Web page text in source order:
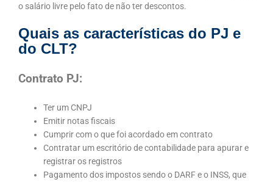
o salário livre pelo fato de não ter descontos.
Quais as características do PJ e
do CLT?
Contrato PJ:
Ter um CNPJ
Emitir notas fiscais
Cumprir com o que foi acordado em contrato
Contratar um escritório de contabilidade para apurar e
registrar os registros
Pagamento dos impostos sendo o DARF e o INSS, que